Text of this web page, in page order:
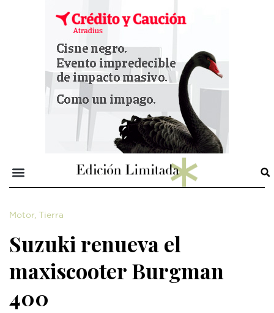
Motor, Tierra
Suzuki renueva el
maxiscooter Burgman
400